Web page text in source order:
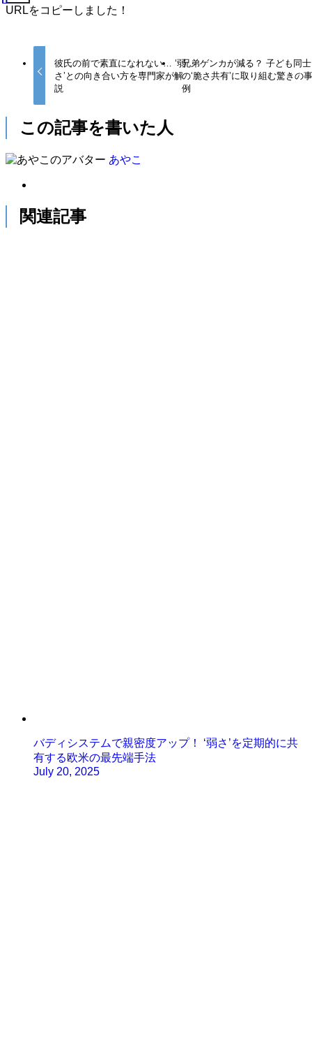
URLをコピーしました！
彼氏の前で素直になれない… ‘弱
さ’との向き合い方を専門家が解
説
兄弟ゲンカが減る？ 子ども同士
の‘脆さ共有’に取り組む驚きの
例
この記事を書いた人
あやこ
関連記事
バディシステムで親密度アップ！ ‘弱さ’を定期的に共
有する欧米の最先端手法
July 20, 2025